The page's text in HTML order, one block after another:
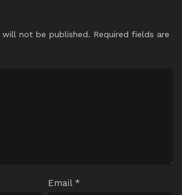
will not be published. Required fields are
Email *